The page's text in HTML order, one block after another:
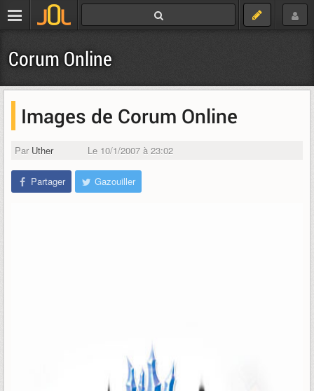
Corum Online
Images de Corum Online
Par Uther Le 10/1/2007 à 23:02
Partager Gazouiller